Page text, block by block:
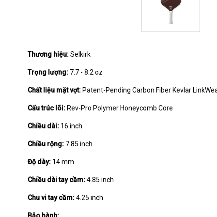
Thương hiệu:Selkirk
Trọng lượng: 7.7 - 8.2 oz
Chất liệu mặt vợt: Patent-Pending Carbon Fiber Kevlar
Cấu trúc lõi: Rev-Pro Polymer Honeycomb Core
Chiều dài: 16 inch
Chiều rộng: 7.85 inch
Độ dày: 14 mm
Chiều dài tay cầm:4.85 inch
Chu vi tay cầm:4.25 inch